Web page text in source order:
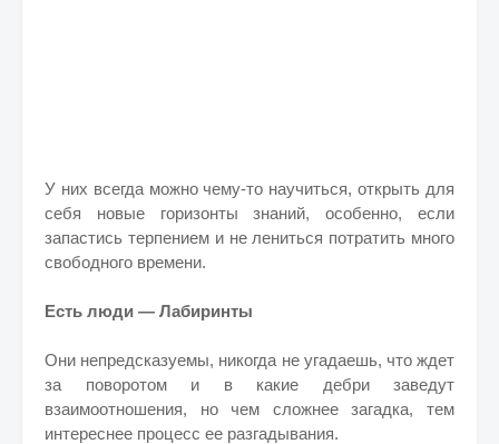
У них всегда можно чему-то научиться, открыть для
себя новые горизонты знаний, особенно, если
запастись терпением и не лениться потратить много
свободного времени.
Есть люди — Лабиринты
Они непредсказуемы, никогда не угадаешь, что ждет
за поворотом и в какие дебри заведут
взаимоотношения, но чем сложнее загадка, тем
интереснее процесс ее разгадывания.